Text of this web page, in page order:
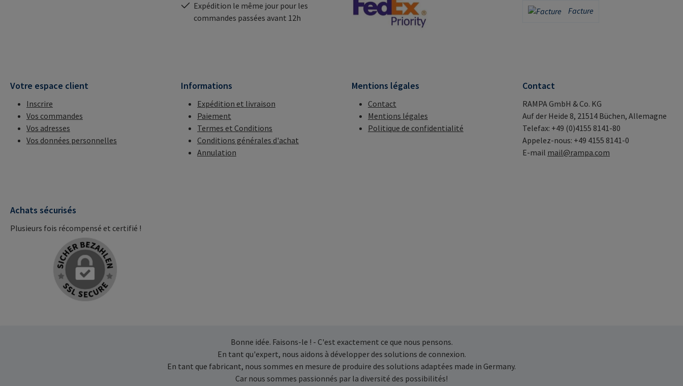
Expédition le même jour pour les
commandes passées avant 12h
Facture
Facture
Votre espace client
Inscrire
Vos commandes
Vos adresses
Vos données personnelles
Informations
Expédition et livraison
Paiement
Termes et Conditions
Conditions générales d'achat
Annulation
Mentions légales
Contact
Mentions légales
Politique de confidentialité
Contact
RAMPA GmbH & Co. KG
Auf der Heide 8, 21514 Büchen, Allemagne
Telefax: +49 (0)4155 8141-80
Appelez-nous: +49 4155 8141-0
E-mail mail@rampa.com
Achats sécurisés
Plusieurs fois récompensé et certifié !
Bonne idée. Faisons-le ! - C'est exactement ce que nous pensons.
En tant qu'expert, nous aidons à développer des solutions de connexion.
En tant que fabricant, nous sommes en mesure de produire des solutions adaptées made in Germany.
Car nous sommes passionnés par la diversité des possibilités!